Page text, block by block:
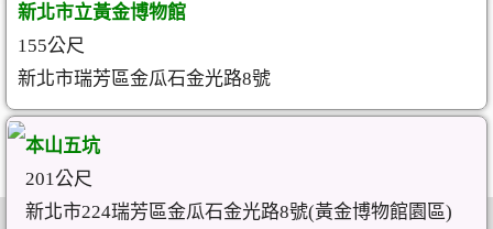
新北市立黃金博物館
155公尺
新北市瑞芳區金瓜石金光路8號
本山五坑
201公尺
新北市224瑞芳區金瓜石金光路8號(黃金博物館園區)